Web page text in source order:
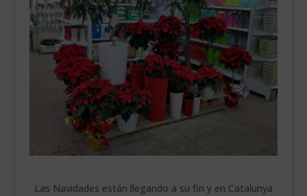
___________________________
VEURE EN CATALÀ
Las Navidades están llegando a su fin y en Catalunya